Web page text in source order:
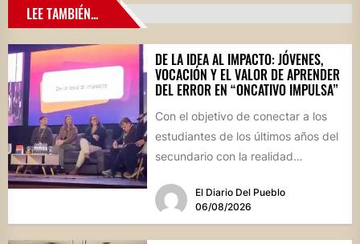
LEE TAMBIÉN...
DE LA IDEA AL IMPACTO: JÓVENES,
VOCACIÓN Y EL VALOR DE APRENDER
DEL ERROR EN “ONCATIVO IMPULSA”
Con el objetivo de conectar a los
estudiantes de los últimos años del
secundario con la realidad
El Diario Del Pueblo
06/08/2026